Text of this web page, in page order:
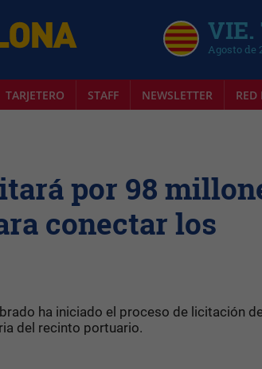
VIE.
Agosto de
TARJETERO STAFF NEWSLETTER
por 98
conectar los
ha iniciado el proceso de licitación
del recinto portuario.